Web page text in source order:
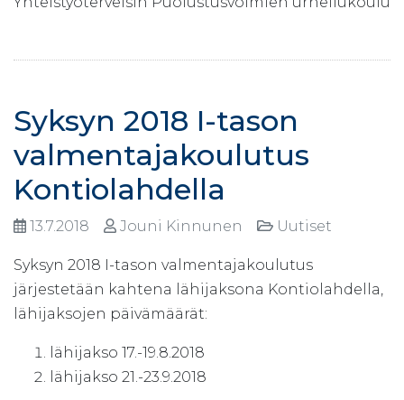
Syksyn 2018 I-tason
valmentajakoulutus
Kontiolahdella
13.7.2018 Jouni Kinnunen Uutiset
Syksyn 2018 I-tason valmentajakoulutus
järjestetään kahtena lähijaksona Kontiolahdella,
lähijaksojen päivämäärät:
lähijakso 17.-19.8.2018
lähijakso 21.-23.9.2018